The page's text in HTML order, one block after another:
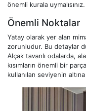
önemli kurala uymalısınız.
Önemli Noktalar
Yatay olarak yer alan
zorunludur. Bu detaylar
Alçak tavanlı odalarda,
kısımların önemli bir
kullanılan seviyenin